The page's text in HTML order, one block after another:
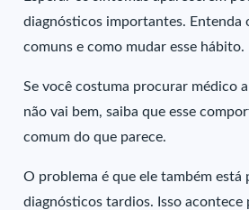
diagnósticos importantes. Entenda
comuns e como mudar esse hábito.
Se você costuma procurar médico
não vai bem, saiba que esse
comum do que parece.
O problema é que ele também está
diagnósticos tardios. Isso acontece